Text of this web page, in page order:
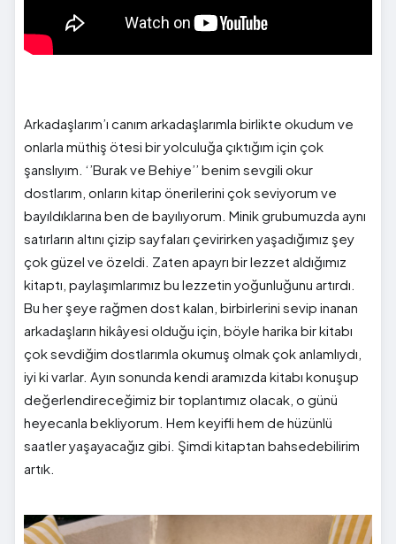
Arkadaşlarım’ı canım arkadaşlarımla birlikte okudum ve
onlarla müthiş ötesi bir yolculuğa çıktığım için çok
şanslıyım. ‘’Burak ve Behiye’’ benim sevgili okur
dostlarım, onların kitap önerilerini çok seviyorum ve
bayıldıklarına ben de bayılıyorum. Minik grubumuzda aynı
satırların altını çizip sayfaları çevirirken yaşadığımız şey
çok güzel ve özeldi. Zaten apayrı bir lezzet aldığımız
kitaptı, paylaşımlarımız bu lezzetin yoğunluğunu artırdı.
Bu her şeye rağmen dost kalan, birbirlerini sevip inanan
arkadaşların hikâyesi olduğu için, böyle harika bir kitabı
çok sevdiğim dostlarımla okumuş olmak çok anlamlıydı,
iyi ki varlar. Ayın sonunda kendi aramızda kitabı konuşup
değerlendireceğimiz bir toplantımız olacak, o günü
heyecanla bekliyorum. Hem keyifli hem de hüzünlü
saatler yaşayacağız gibi. Şimdi kitaptan bahsedebilirim
artık.